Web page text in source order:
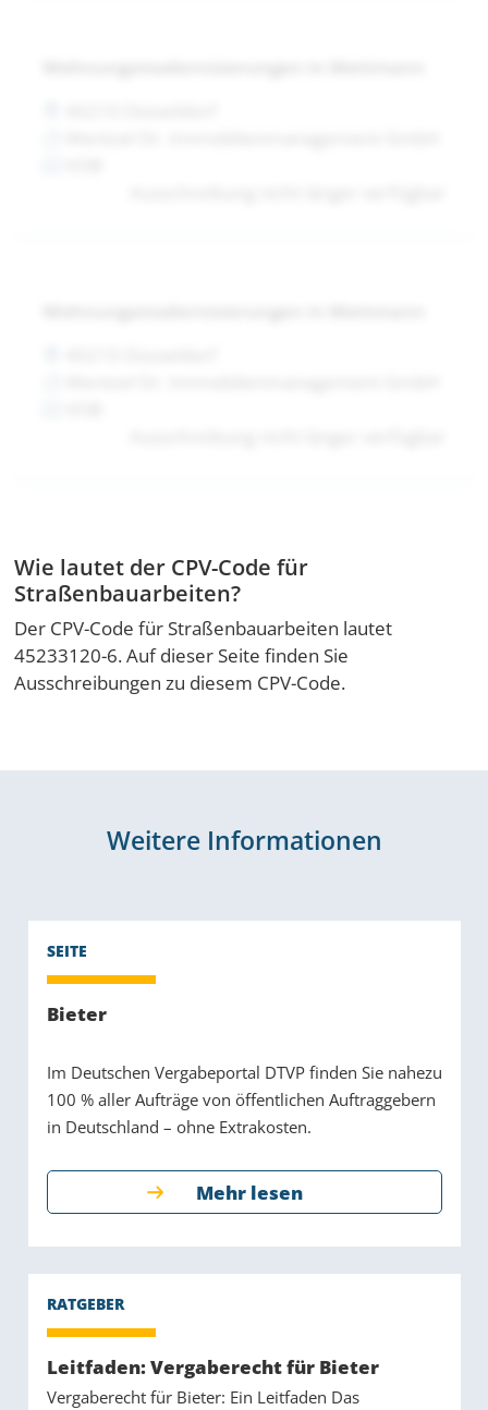
Wie lautet der CPV-Code für
Straßenbauarbeiten?
Der CPV-Code für Straßenbauarbeiten lautet
45233120-6. Auf dieser Seite finden Sie
Ausschreibungen zu diesem CPV-Code.
Weitere Informationen
Bieter
Im Deutschen Vergabeportal DTVP finden Sie nahezu
100 % aller Aufträge von öffentlichen Auftraggebern
in Deutschland – ohne Extrakosten.
Mehr lesen
Leitfaden: Vergaberecht für Bieter
Vergaberecht für Bieter: Ein Leitfaden Das